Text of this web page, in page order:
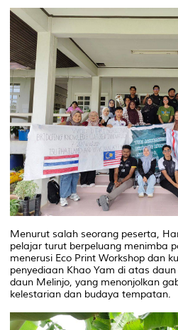
Menurut salah seorang peserta,
pelajar turut berpeluang menimba
menerusi Eco Print Workshop dan
penyediaan Khao Yam di atas
daun Melinjo, yang menonjolkan
kelestarian dan budaya tempatan.